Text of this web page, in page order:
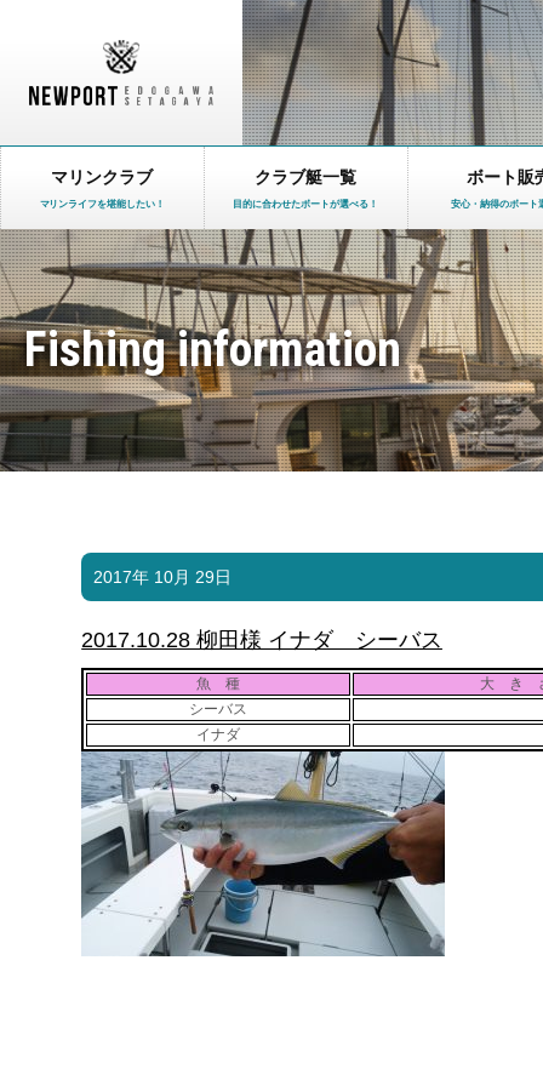
マリンクラブ
マリンライフを堪能したい！
クラブ艇一覧
目的に合わせたボートが選べる！
ボート販
安心・納得のボート
Fishing information
2017年 10月 29日
2017.10.28 柳田様 イナダ シーバス
魚 種 大 き
シーバス
イナダ